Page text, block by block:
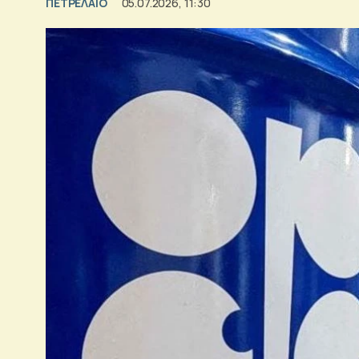
ΠΕΤΡΕΛΑΙΟ 05.07.2026, 11:30